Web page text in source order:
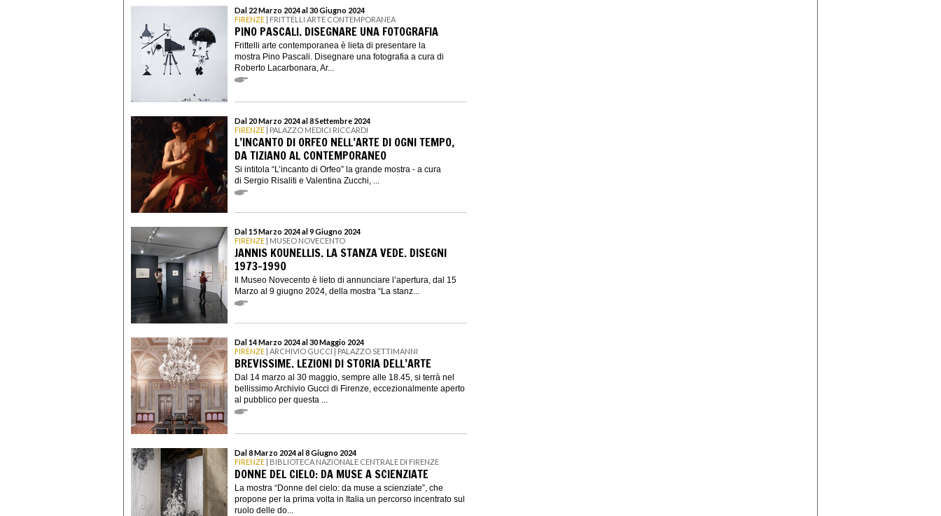
Dal 22 Marzo 2024 al 30 Giugno 2024
FIRENZE | FRITTELLI ARTE CONTEMPORANEA
PINO PASCALI. DISEGNARE UNA FOTOGRAFIA
Frittelli arte contemporanea è lieta di presentare la
mostra Pino Pascali. Disegnare una fotografia a cura di
Roberto Lacarbonara, Ar...
Dal 20 Marzo 2024 al 8 Settembre 2024
FIRENZE | PALAZZO MEDICI RICCARDI
L’INCANTO DI ORFEO NELL’ARTE DI OGNI TEMPO,
DA TIZIANO AL CONTEMPORANEO
Si intitola “L’incanto di Orfeo” la grande mostra - a cura
di Sergio Risaliti e Valentina Zucchi, ...
Dal 15 Marzo 2024 al 9 Giugno 2024
FIRENZE | MUSEO NOVECENTO
JANNIS KOUNELLIS. LA STANZA VEDE. DISEGNI
1973–1990
Il Museo Novecento è lieto di annunciare l’apertura, dal 15
Marzo al 9 giugno 2024, della mostra “La stanz...
Dal 14 Marzo 2024 al 30 Maggio 2024
FIRENZE | ARCHIVIO GUCCI | PALAZZO SETTIMANNI
BREVISSIME. LEZIONI DI STORIA DELL’ARTE
Dal 14 marzo al 30 maggio, sempre alle 18.45, si terrà nel
bellissimo Archivio Gucci di Firenze, eccezionalmente aperto
al pubblico per questa ...
Dal 8 Marzo 2024 al 8 Giugno 2024
FIRENZE | BIBLIOTECA NAZIONALE CENTRALE DI FIRENZE
DONNE DEL CIELO: DA MUSE A SCIENZIATE
La mostra “Donne del cielo: da muse a scienziate”, che
propone per la prima volta in Italia un percorso incentrato sul
ruolo delle do...